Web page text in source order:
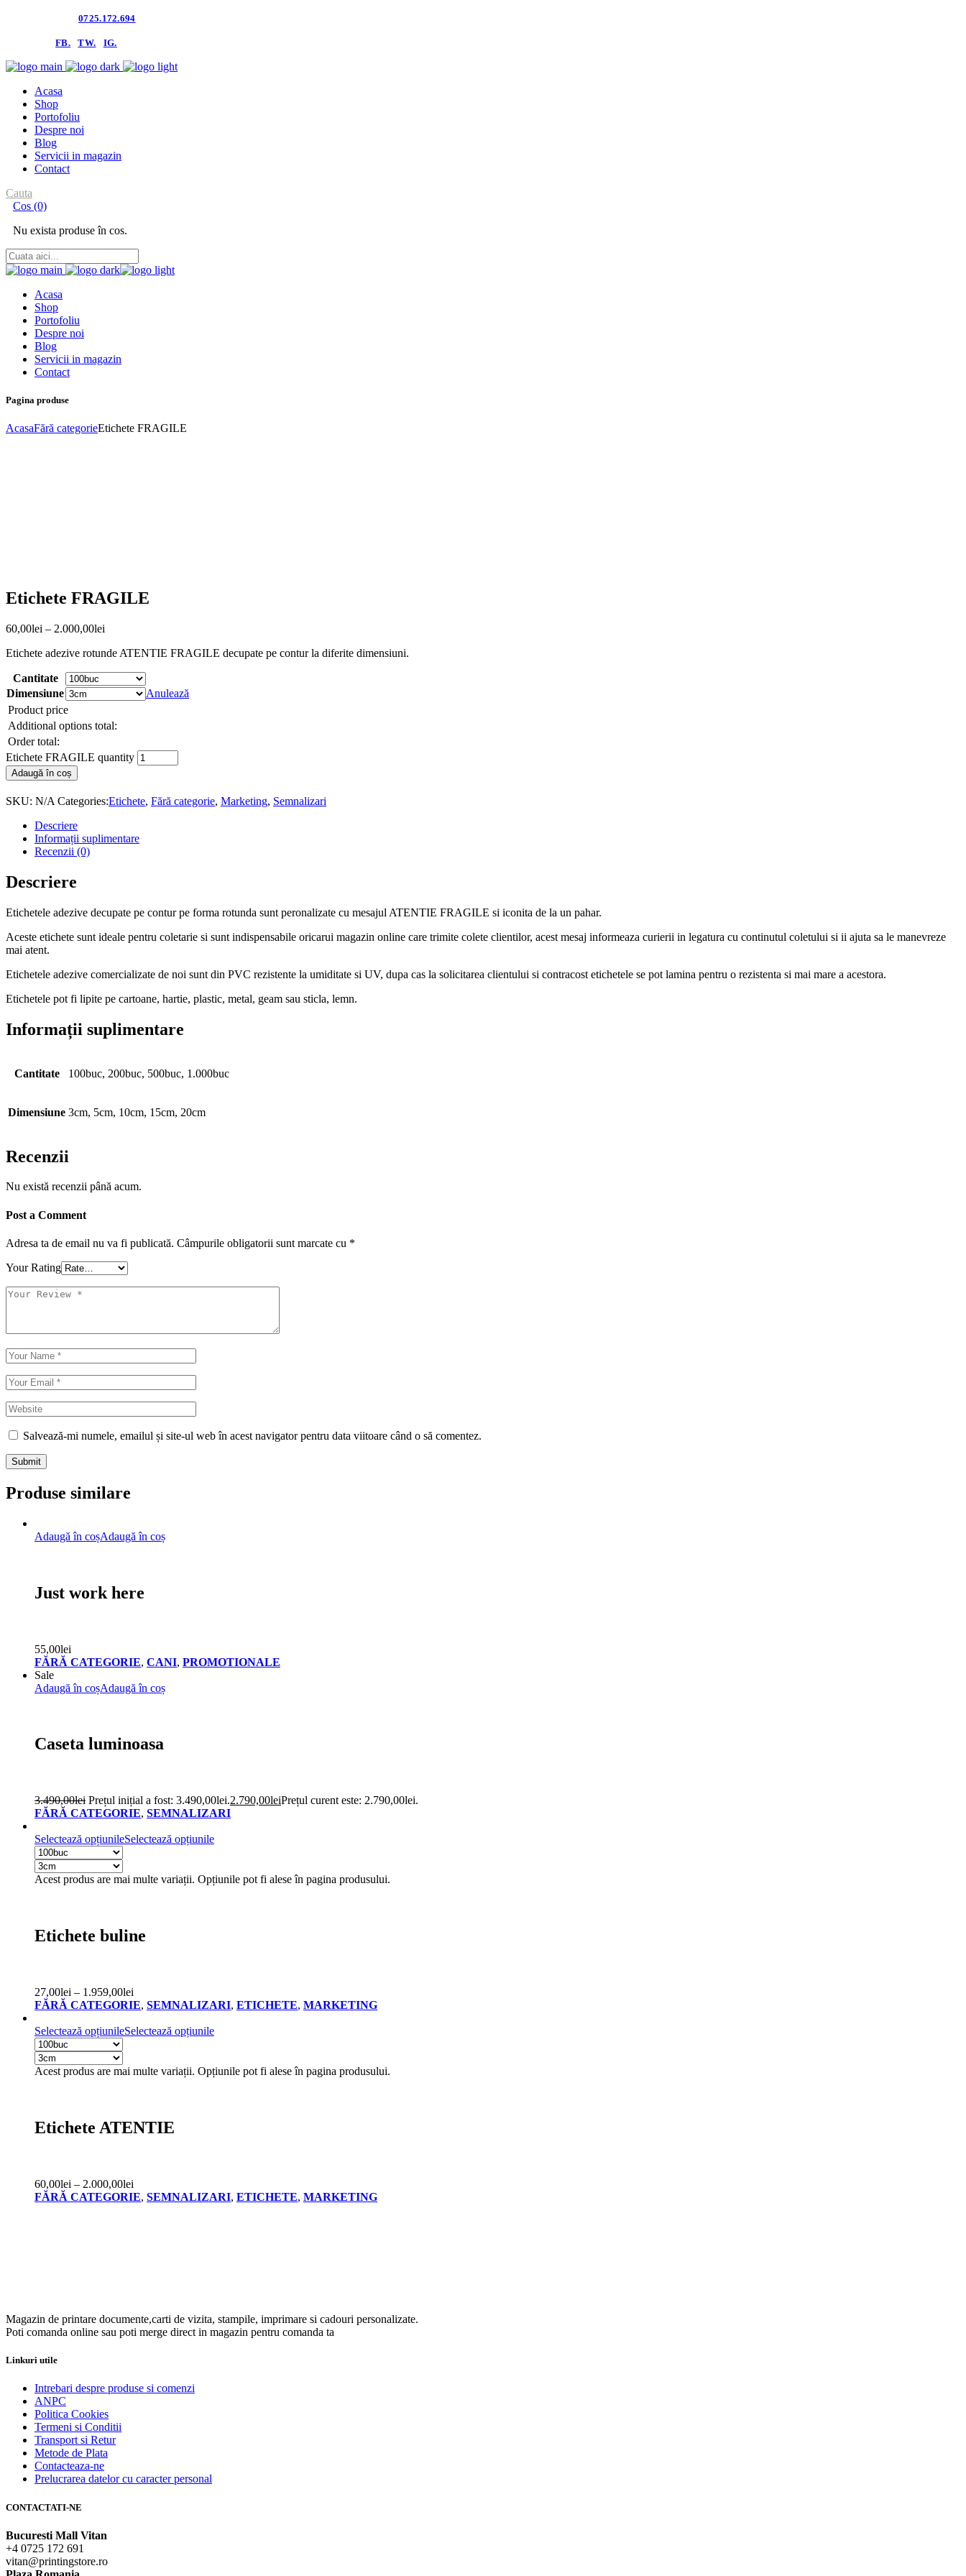
0725.172.694
FB. TW. IG.
Acasa
Shop
Portofoliu
Despre noi
Blog
Servicii in magazin
Contact
Cauta
Cos (0)
Nu exista produse în cos.
Acasa
Shop
Portofoliu
Despre noi
Blog
Servicii in magazin
Contact
Pagina produse
AcasaFără categorieEtichete FRAGILE
Etichete FRAGILE
60,00lei – 2.000,00lei
Etichete adezive rotunde ATENTIE FRAGILE decupate pe contur la diferite dimensiuni.
Cantitate
Dimensiune
Anulează
Product price
Additional options total:
Order total:
Etichete FRAGILE quantity
Adaugă în coș
SKU: N/A Categories:Etichete, Fără categorie, Marketing, Semnalizari
Descriere
Informații suplimentare
Recenzii (0)
Descriere
Etichetele adezive decupate pe contur pe forma rotunda sunt peronalizate cu mesajul ATENTIE FRAGILE si iconita de la un pahar.
Aceste etichete sunt ideale pentru coletarie si sunt indispensabile oricarui magazin online care trimite colete clientilor, acest mesaj informeaza curierii in legatura cu continutul coletului si ii ajuta sa le manevreze
mai atent.
Etichetele adezive comercializate de noi sunt din PVC rezistente la umiditate si UV, dupa cas la solicitarea clientului si contracost etichetele se pot lamina pentru o rezistenta si mai mare a acestora.
Etichetele pot fi lipite pe cartoane, hartie, plastic, metal, geam sau sticla, lemn.
Informații suplimentare
Cantitate 100buc, 200buc, 500buc, 1.000buc
Dimensiune 3cm, 5cm, 10cm, 15cm, 20cm
Recenzii
Nu există recenzii până acum.
Post a Comment
Adresa ta de email nu va fi publicată. Câmpurile obligatorii sunt marcate cu *
Your Rating
Salvează-mi numele, emailul și site-ul web în acest navigator pentru data viitoare când o să comentez.
Submit
Produse similare
Adaugă în coșAdaugă în coș
Just work here
55,00lei
FĂRĂ CATEGORIE, CANI, PROMOTIONALE
Sale
Adaugă în coșAdaugă în coș
Caseta luminoasa
3.490,00lei Prețul inițial a fost: 3.490,00lei.2.790,00leiPrețul curent este: 2.790,00lei.
FĂRĂ CATEGORIE, SEMNALIZARI
Selectează opțiunileSelectează opțiunile
Acest produs are mai multe variații. Opțiunile pot fi alese în pagina produsului.
Etichete buline
27,00lei – 1.959,00lei
FĂRĂ CATEGORIE, SEMNALIZARI, ETICHETE, MARKETING
Selectează opțiunileSelectează opțiunile
Acest produs are mai multe variații. Opțiunile pot fi alese în pagina produsului.
Etichete ATENTIE
60,00lei – 2.000,00lei
FĂRĂ CATEGORIE, SEMNALIZARI, ETICHETE, MARKETING
Magazin de printare documente,carti de vizita, stampile, imprimare si cadouri personalizate.
Poti comanda online sau poti merge direct in magazin pentru comanda ta
Linkuri utile
Intrebari despre produse si comenzi
ANPC
Politica Cookies
Termeni si Conditii
Transport si Retur
Metode de Plata
Contacteaza-ne
Prelucrarea datelor cu caracter personal
CONTACTATI-NE
Bucuresti Mall Vitan
+4 0725 172 691
vitan@printingstore.ro